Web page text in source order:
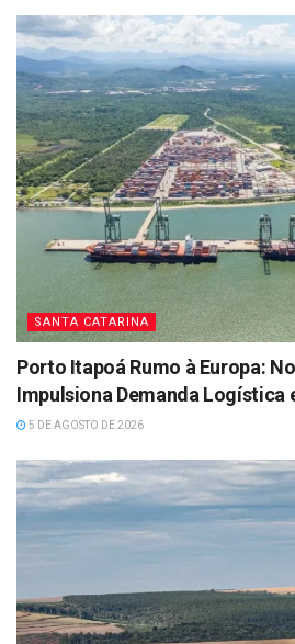
SANTA CATARINA
Porto Itapoá Rumo à Europa:
Impulsiona Demanda Logística
5 DE AGOSTO DE 2026